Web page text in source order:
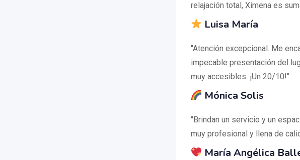
relajación total, Ximena es
Luisa María
"Atención excepcional. Me
impecable presentación del
muy accesibles. ¡Un 20/10!"
Mónica Solis
"Brindan un servicio y un
muy profesional y llena de
María Angélica